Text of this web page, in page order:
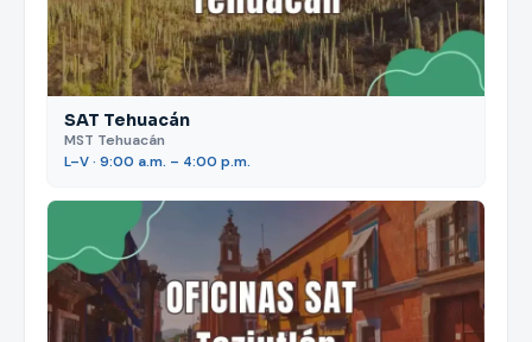
SAT Tehuacán
MST Tehuacán
L–V · 9:00 a.m. – 4:00 p.m.